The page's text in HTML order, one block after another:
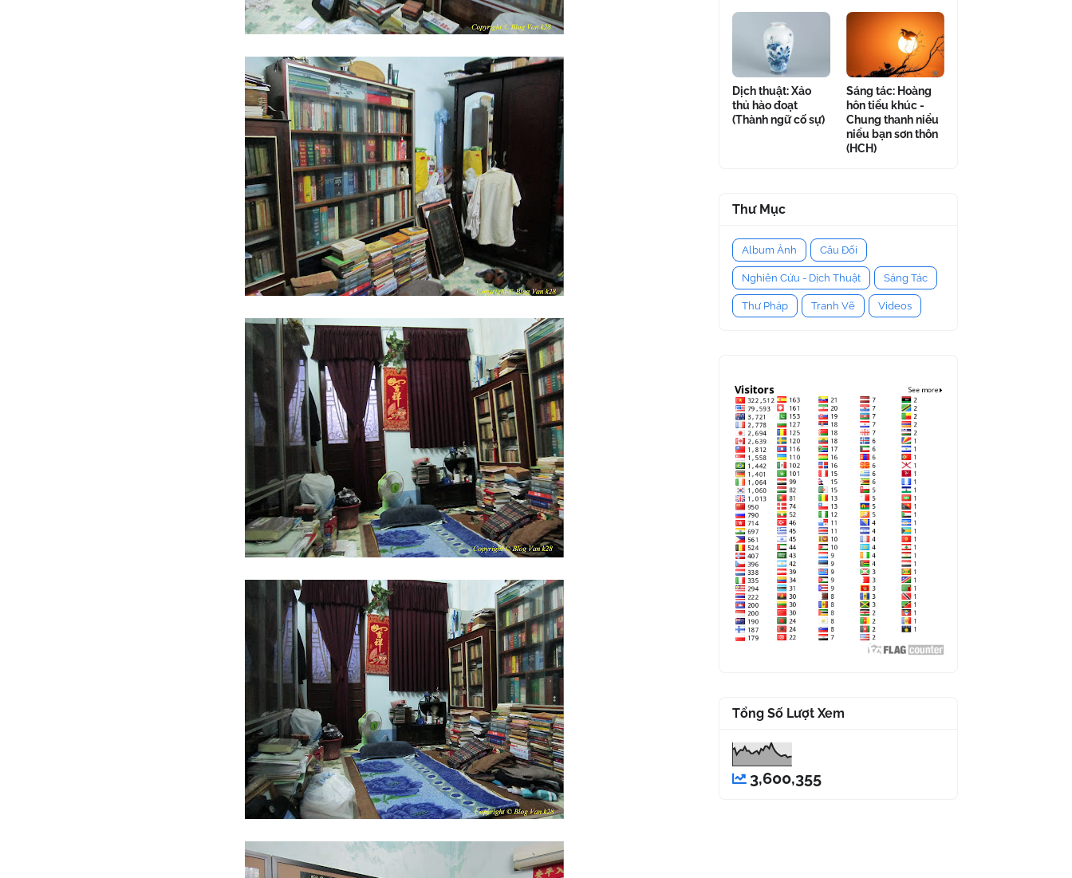
Dịch thuật: Xảo
thủ hào đoạt
(Thành ngữ cố sự)
Sáng tác: Hoàng
hôn tiểu khúc -
Chung thanh niểu
niểu bạn sơn thôn
(HCH)
Thư Mục
Album Ảnh Câu Đối
Nghiên Cứu - Dịch Thuật Sáng Tác
Thư Pháp Tranh Vẽ Videos
Tổng Số Lượt Xem
3,600,355